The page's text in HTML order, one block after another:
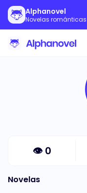
Alphanovel
Novelas románticas
👁 0
Novelas